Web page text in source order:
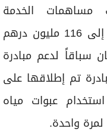
مساهمات الخدمة
المجتمعية بمقدار الضعف لتصل إلى 116 مليون درهم
كان سباقاً لدعم مبادرة
تم إطلاقها على
عبوات مياه
واحدة.